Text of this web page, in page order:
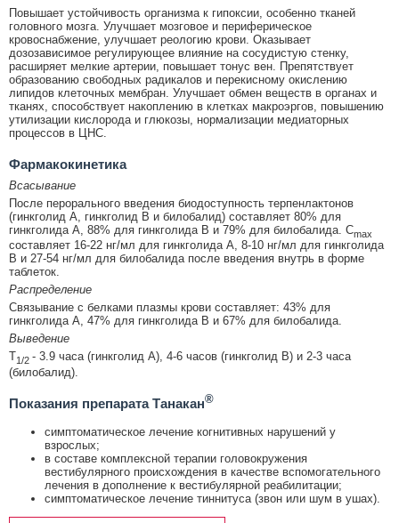
Повышает устойчивость организма к гипоксии, особенно тканей
головного мозга. Улучшает мозговое и периферическое
кровоснабжение, улучшает реологию крови. Оказывает
дозозависимое регулирующее влияние на сосудистую стенку,
расширяет мелкие артерии, повышает тонус вен. Препятствует
образованию свободных радикалов и перекисному окислению
липидов клеточных мембран. Улучшает обмен веществ в органах и
тканях, способствует накоплению в клетках макроэргов, повышению
утилизации кислорода и глюкозы, нормализации медиаторных
процессов в ЦНС.
Фармакокинетика
Всасывание
После перорального введения биодоступность терпенлактонов
(гинкголид А, гинкголид В и билобалид) составляет 80% для
гинкголида А, 88% для гинкголида В и 79% для билобалида. Cmax
составляет 16-22 нг/мл для гинкголида А, 8-10 нг/мл для гинкголида
В и 27-54 нг/мл для билобалида после введения внутрь в форме
таблеток.
Распределение
Связывание с белками плазмы крови составляет: 43% для
гинкголида А, 47% для гинкголида В и 67% для билобалида.
Выведение
T1/2 - 3.9 часа (гинкголид А), 4-6 часов (гинкголид В) и 2-3 часа
(билобалид).
Показания препарата Танакан®
симптоматическое лечение когнитивных нарушений у
взрослых;
в составе комплексной терапии головокружения
вестибулярного происхождения в качестве вспомогательного
лечения в дополнение к вестибулярной реабилитации;
симптоматическое лечение тиннитуса (звон или шум в ушах).